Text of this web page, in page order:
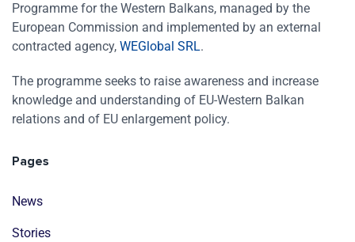
Programme for the Western Balkans, managed by the
European Commission and implemented by an external
contracted agency, WEGlobal SRL.
The programme seeks to raise awareness and increase
knowledge and understanding of EU-Western Balkan
relations and of EU enlargement policy.
Pages
News
Stories